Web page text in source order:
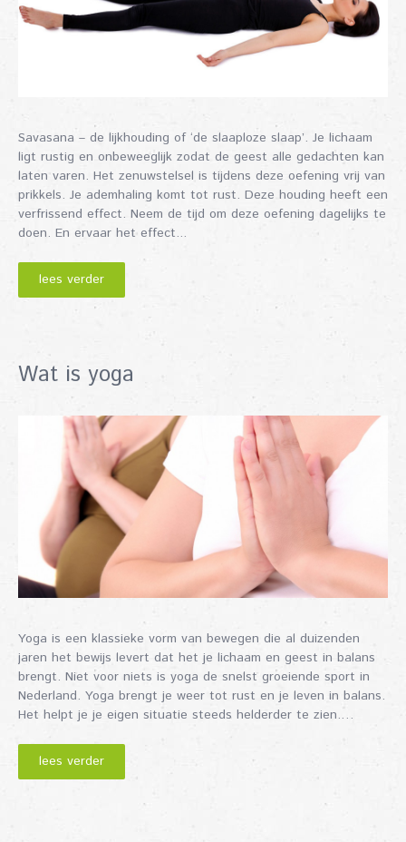
Savasana – de lijkhouding of ‘de slaaploze slaap’. Je lichaam
ligt rustig en onbeweeglijk zodat de geest alle gedachten kan
laten varen. Het zenuwstelsel is tijdens deze oefening vrij van
prikkels. Je ademhaling komt tot rust. Deze houding heeft een
verfrissend effect. Neem de tijd om deze oefening dagelijks te
doen. En ervaar het effect...
lees verder
Wat is yoga
Yoga is een klassieke vorm van bewegen die al duizenden
jaren het bewijs levert dat het je lichaam en geest in balans
brengt. Niet voor niets is yoga de snelst groeiende sport in
Nederland. Yoga brengt je weer tot rust en je leven in balans.
Het helpt je je eigen situatie steeds helderder te zien.…
lees verder